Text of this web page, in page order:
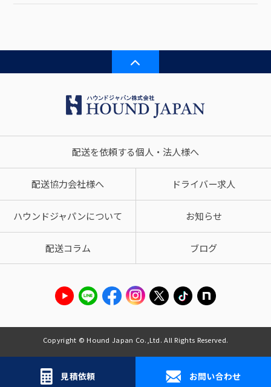
配送を依頼する個人・法人様へ
配送協力会社様へ ドライバー求人
ハウンドジャパンについて お知らせ
配送コラム ブログ
見積依頼 お問い合わせ
Copyright © Hound Japan Co.,Ltd. All Rights Reserved.